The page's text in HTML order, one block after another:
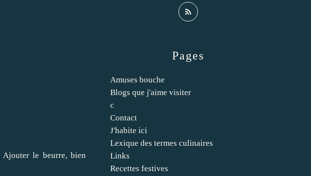
Ajouter le beurre, bien
Pages
Amuses bouche
Blogs que j'aime visiter
c
Contact
J'habite ici
Lexique des termes culinaires
Links
Recettes festives